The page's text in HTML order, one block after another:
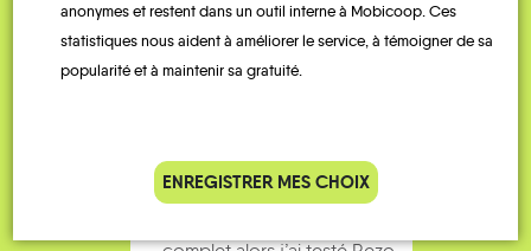
Je vais bosser en train, mais le
anonymes et restent dans un outil interne à Mobicoop. Ces
statistiques nous aident à améliorer le service, à témoigner de sa
popularité et à maintenir sa gratuité.
ENREGISTRER MES CHOIX